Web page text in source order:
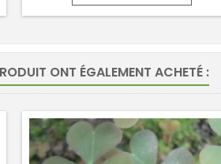
ONT ÉGALEMENT ACHETÉ :